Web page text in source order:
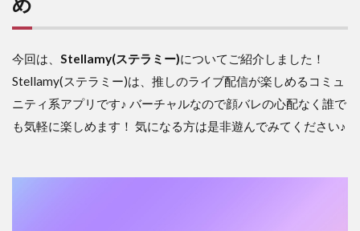
今回は、 Stellamy(ステラミー)についてご紹介しました！
Stellamy(ステラミー)は、 推しのライブ配信が楽しめるコミュ
ニティ系アプリ です♪ バーチャルなので顔バレの心配なく誰で
も気軽に楽しめます！ 気になる方は是非遊んでみてください♪